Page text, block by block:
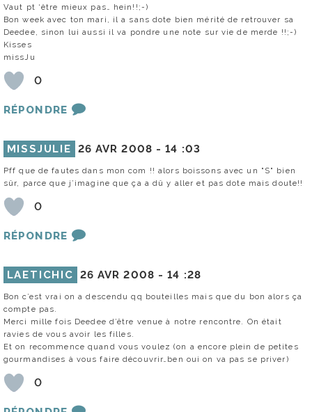
Vaut pt ‘être mieux pas… hein!!;-)
Bon week avec ton mari, il a sans dote bien mérité de retrouver sa
Deedee, sinon lui aussi il va pondre une note sur vie de merde !!;-)
Kisses
missJu
0
RÉPONDRE
MISSJULIE 26 AVR 2008 -14 :03
Pff que de fautes dans mon com !! alors boissons avec un "S" bien
sûr, parce que j’imagine que ça a dû y aller et pas dote mais doute!!
0
RÉPONDRE
LAETICHIC 26 AVR 2008 -14 :28
Bon c’est vrai on a descendu qq bouteilles mais que du bon alors ça
compte pas.
Merci mille fois Deedee d’être venue à notre rencontre. On était
ravies de vous avoir les filles.
Et on recommence quand vous voulez (on a encore plein de petites
gourmandises à vous faire découvrir…ben oui on va pas se priver)
0